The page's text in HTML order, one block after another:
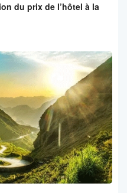
du prix de l’hôtel à la